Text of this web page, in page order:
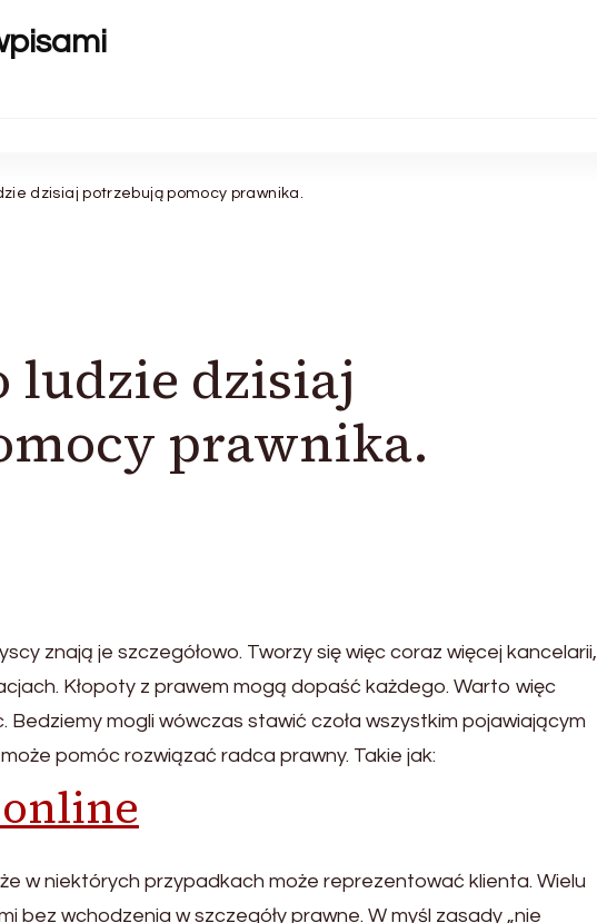
dzisiaj potrzebują pomocy prawnika.
ludzie dzisiaj
prawnika.
znają je szczegółowo. Tworzy się więc coraz więcej kancelarii,
Kłopoty z prawem mogą dopaść każdego. Warto więc
mogli wówczas stawić czoła wszystkim pojawiającym
pomóc rozwiązać radca prawny. Takie jak:
w niektórych przypadkach może reprezentować klienta. Wielu
bez wchodzenia w szczegóły prawne. W myśl zasady „nie